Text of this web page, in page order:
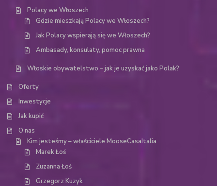
Polacy we Włoszech
Gdzie mieszkają Polacy we Włoszech?
Jak Polacy wspierają się we Włoszech?
Ambasady, konsulaty, pomoc prawna
Włoskie obywatelstwo – jak je uzyskać jako Polak?
Oferty
Inwestycje
Jak kupić
O nas
Kim jesteśmy – właściciele MooseCasaItalia
Marek Łoś
Zuzanna Łoś
Grzegorz Kuzyk